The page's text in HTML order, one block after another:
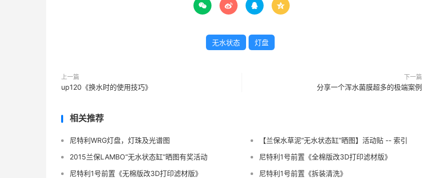
   
无水状态 灯盘
上一篇
up120《换水时的使用技巧》
下一篇
分享一个浑水菌膜超多的极端案例
相关推荐
尼特利WRG灯盘，灯珠及光谱图
【兰保水草泥“无水状态缸”晒图】活动贴 -- 索引
2015兰保LAMBO“无水状态缸”晒图有奖活动
尼特利1号前置《全棉版改3D打印滤材版》
尼特利1号前置《无棉版改3D打印滤材版》
尼特利1号前置《拆装清洗》